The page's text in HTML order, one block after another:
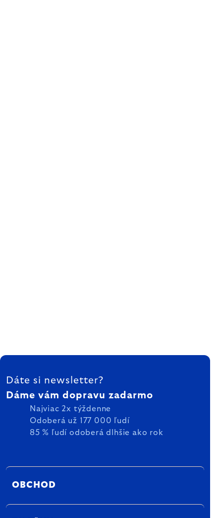
ZÁPÄTIE
Dáte si newsletter?
Dáme vám dopravu zadarmo
Najviac 2x týždenne
Odoberá už 177 000 ľudí
85 % ľudí odoberá dlhšie ako rok
OBCHOD